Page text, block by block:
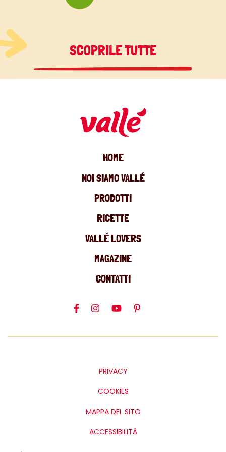
SCOPRILE TUTTE
HOME
NOI SIAMO VALLÉ
PRODOTTI
RICETTE
VALLÉ LOVERS
MAGAZINE
CONTATTI
PRIVACY
COOKIES
MAPPA DEL SITO
ACCESSIBILITÀ